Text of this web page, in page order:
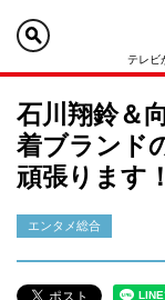
テレビ
石川翔鈴＆
着ブランド
頑張ります
エンタメ総合